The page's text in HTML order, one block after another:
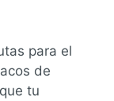
para el
de
tu